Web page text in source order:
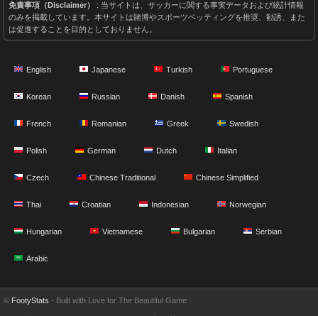
免責事項（Disclaimer）
: 当サイトは、サッカーに関する事実データおよび統計情報
のみを掲載しています。本サイトは賭博やスポーツベッティングを推奨、勧誘、また
は促進することを目的としておりません。
English Japanese Turkish Portuguese
Korean Russian Danish Spanish
French Romanian Greek Swedish
Polish German Dutch Italian
Czech Chinese Traditional Chinese Simplified
Thai Croatian Indonesian Norwegian
Hungarian Vietnamese Bulgarian Serbian
Arabic
© FootyStats - Built with Love for The Beautiful Game